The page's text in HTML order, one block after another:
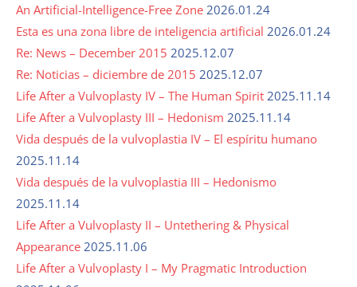
An Artificial-Intelligence-Free Zone 2026.01.24
Esta es una zona libre de inteligencia artificial 2026.01.24
Re: News – December 2015 2025.12.07
Re: Noticias – diciembre de 2015 2025.12.07
Life After a Vulvoplasty IV – The Human Spirit 2025.11.14
Life After a Vulvoplasty III – Hedonism 2025.11.14
Vida después de la vulvoplastia IV – El espíritu humano
2025.11.14
Vida después de la vulvoplastia III – Hedonismo
2025.11.14
Life After a Vulvoplasty II – Untethering & Physical
Appearance 2025.11.06
Life After a Vulvoplasty I – My Pragmatic Introduction